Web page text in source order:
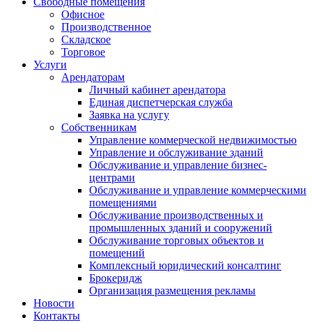
Офисное
Производственное
Складское
Торговое
Услуги
Арендаторам
Личный кабинет арендатора
Единая диспетчерская служба
Заявка на услугу
Собственникам
Управление коммерческой недвижимостью
Управление и обслуживание зданий
Обслуживание и управление бизнес-
центрами
Обслуживание и управление коммерческими
помещениями
Обслуживание производственных и
промышленных зданий и сооружений
Обслуживание торговых объектов и
помещений
Комплексный юридический консалтинг
Брокеридж
Организация размещения рекламы
Новости
Контакты